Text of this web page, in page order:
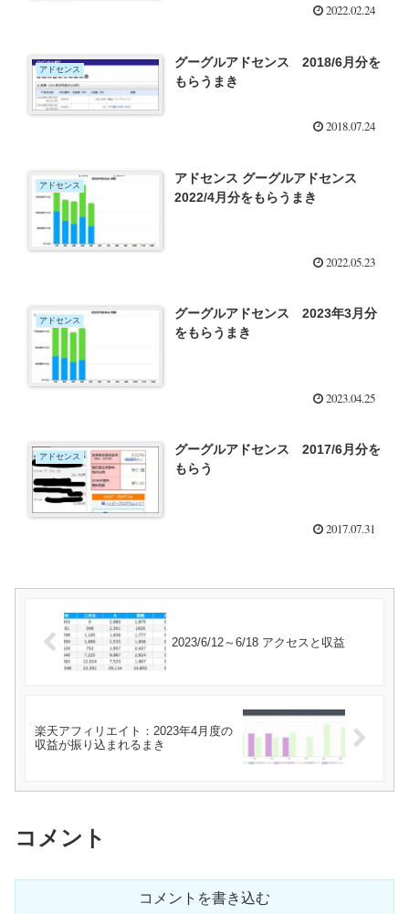
2022.02.24
アドセンス
グーグルアドセンス 2018/6月分を
もらうまき
2018.07.24
アドセンス
アドセンス グーグルアドセンス
2022/4月分をもらうまき
2022.05.23
アドセンス
グーグルアドセンス 2023年3月分
をもらうまき
2023.04.25
アドセンス
グーグルアドセンス 2017/6月分を
もらう
2017.07.31
2023/6/12～6/18 アクセスと収益
楽天アフィリエイト：2023年4月度の
収益が振り込まれるまき
コメント
コメントを書き込む